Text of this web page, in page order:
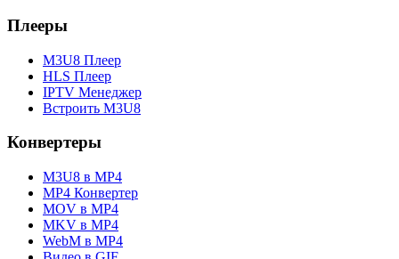
Плееры
M3U8 Плеер
HLS Плеер
IPTV Менеджер
Встроить M3U8
Конвертеры
M3U8 в MP4
MP4 Конвертер
MOV в MP4
MKV в MP4
WebM в MP4